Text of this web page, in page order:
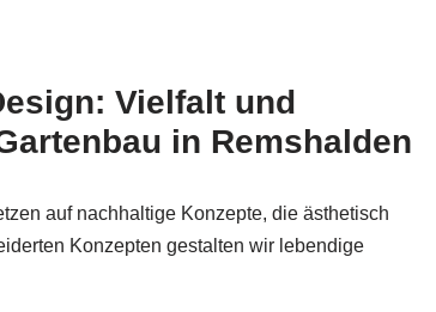
Vielfalt und
in Remshalden
auf nachhaltige Konzepte, die ästhetisch
Konzepten gestalten wir lebendige